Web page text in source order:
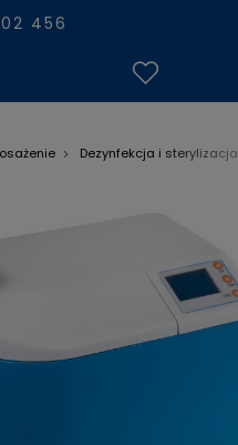
456
Dezynfekcja i sterylizacja